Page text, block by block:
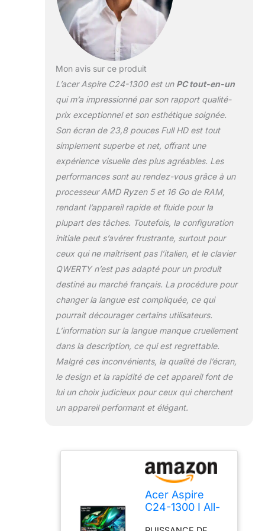
23.8 pouces à
bords fins, pour
des couleurs
réalistes et des
BlueLightShield
atténue la lumière
ERGONOMIQUE :
Vous pouvez régler
l'inclinaison de
l'écran pour trouver
l'équilibre idéal et
maintenir une
bonne posture
lorsque vous
travaillez, jouez ou
regardez un film
PUISSANCE SANS
FIL : Maintenez un
signal sans fil stable
et puissant grâce
au Wi-Fi 6; la
et et le
microphones
optimisés
permettent une
visuelle ACER
ASPIRE C24 : Tout-
en-un Acer avec un
processeur
et 2 HDMI, entre
autres) et
beaucoup d'espace
pour vos projets
Mon avis sur ce produit
L’acer Aspire C24-1300 est un PC tout-en-un
qui m’a impressionné par son rapport qualité-
prix exceptionnel et son esthétique soignée.
Son écran de 23,8 pouces Full HD est tout
simplement superbe et net, offrant une
expérience visuelle des plus agréables. Les
performances sont au rendez-vous grâce à un
processeur AMD Ryzen 5 et 16 Go de RAM,
rendant l’appareil rapide et fluide pour la
plupart des tâches. Toutefois, la configuration
initiale peut s’avérer frustrante, surtout pour
ceux qui ne maîtrisent pas l’italien, et le clavier
QWERTY n’est pas adapté pour un produit
destiné au marché français. La procédure pour
changer la langue est compliquée, ce qui
pourrait décourager certains utilisateurs.
L’information sur la langue manque cruellement
dans la description, ce qui est regrettable.
Malgré ces inconvénients, la qualité de l’écran,
le design et la rapidité de cet appareil font de
lui un choix judicieux pour ceux qui cherchent
un appareil performant et élégant.
Acer Aspire
C24-1300 I All-